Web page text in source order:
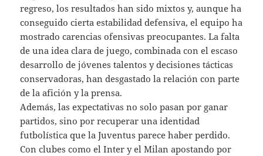
regreso, los resultados han sido mixtos y, aunque ha
conseguido cierta estabilidad defensiva, el equipo ha
mostrado carencias ofensivas preocupantes. La falta
de una idea clara de juego, combinada con el escaso
desarrollo de jóvenes talentos y decisiones tácticas
conservadoras, han desgastado la relación con parte
de la afición y la prensa.
Además, las expectativas no solo pasan por ganar
partidos, sino por recuperar una identidad
futbolística que la Juventus parece haber perdido.
Con clubes como el Inter y el Milan apostando por